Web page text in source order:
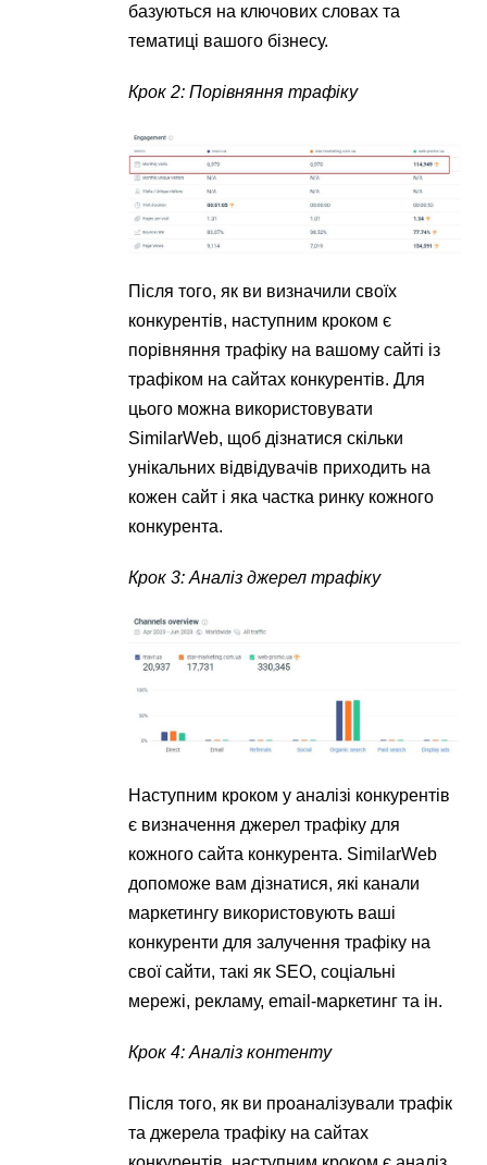
базуються на ключових словах та
тематиці вашого бізнесу.
Крок 2: Порівняння трафіку
Після того, як ви визначили своїх
конкурентів, наступним кроком є
порівняння трафіку на вашому сайті із
трафіком на сайтах конкурентів. Для
цього можна використовувати
SimilarWeb, щоб дізнатися скільки
унікальних відвідувачів приходить на
кожен сайт і яка частка ринку кожного
конкурента.
Крок 3: Аналіз джерел трафіку
Наступним кроком у аналізі конкурентів
є визначення джерел трафіку для
кожного сайта конкурента. SimilarWeb
допоможе вам дізнатися, які канали
маркетингу використовують ваші
конкуренти для залучення трафіку на
свої сайти, такі як SEO, соціальні
мережі, рекламу, email-маркетинг та ін.
Крок 4: Аналіз контенту
Після того, як ви проаналізували трафік
та джерела трафіку на сайтах